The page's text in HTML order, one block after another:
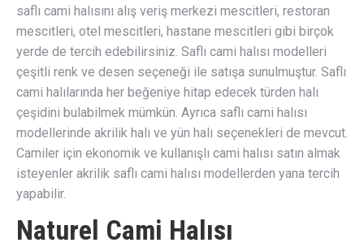
saflı cami halısını alış veriş merkezi mescitleri, restoran
mescitleri, otel mescitleri, hastane mescitleri gibi birçok
yerde de tercih edebilirsiniz. Saflı cami halısı modelleri
çeşitli renk ve desen seçeneği ile satışa sunulmuştur. Saflı
cami halılarında her beğeniye hitap edecek türden halı
çeşidini bulabilmek mümkün. Ayrıca saflı cami halısı
modellerinde akrilik halı ve yün halı seçenekleri de mevcut.
Camiler için ekonomik ve kullanışlı cami halısı satın almak
isteyenler akrilik saflı cami halısı modellerden yana tercih
yapabilir.
Naturel Cami Halısı